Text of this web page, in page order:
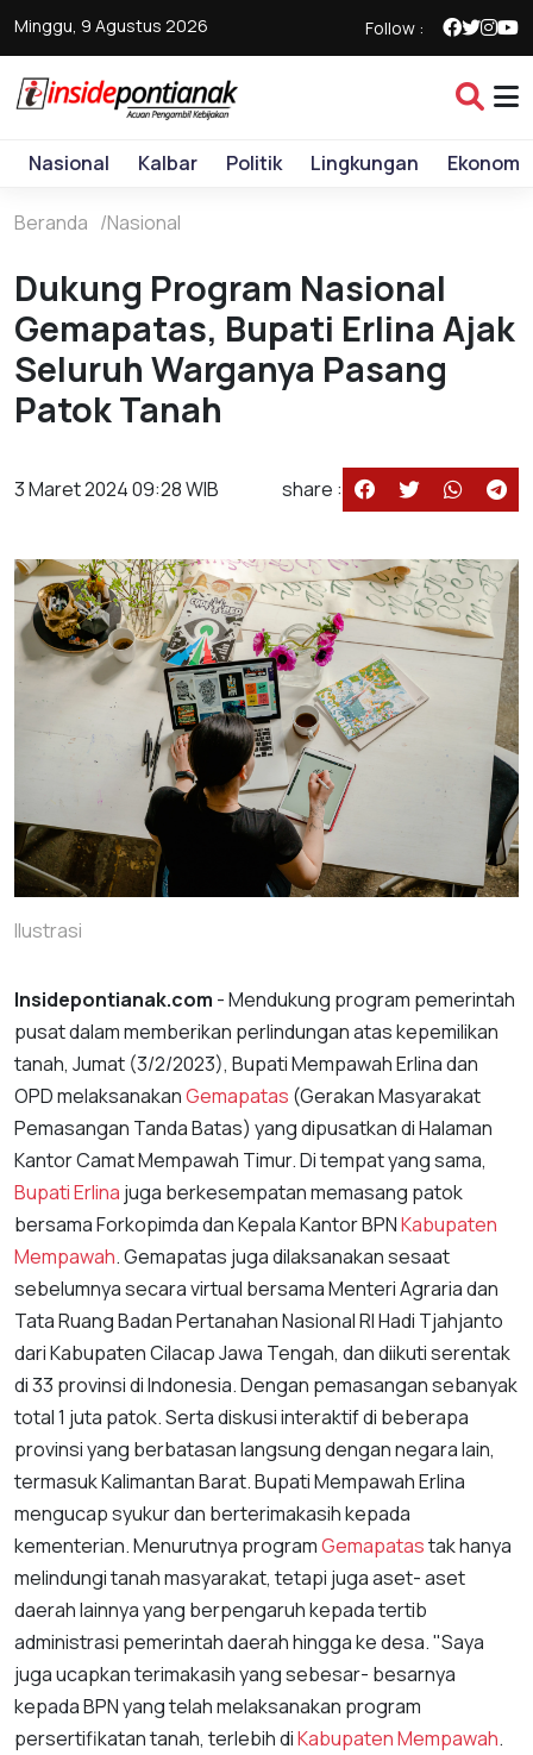
Minggu, 9 Agustus 2026 Follow :
Nasional Kalbar Politik Lingkungan Ekonomi
Beranda Nasional
Dukung Program Nasional
Gemapatas, Bupati Erlina Ajak
Seluruh Warganya Pasang
Patok Tanah
3 Maret 2024 09:28 WIB share :
Ilustrasi
Insidepontianak.com - Mendukung program pemerintah
pusat dalam memberikan perlindungan atas kepemilikan
tanah, Jumat (3/2/2023), Bupati Mempawah Erlina dan
OPD melaksanakanGemapatas (Gerakan Masyarakat
Pemasangan Tanda Batas) yang dipusatkan di Halaman
Kantor Camat Mempawah Timur. Di tempat yang sama,
Bupati Erlina juga berkesempatan memasang patok
bersama Forkopimda dan Kepala Kantor BPNKabupaten
Mempawah. Gemapatas juga dilaksanakan sesaat
sebelumnya secara virtual bersama Menteri Agraria dan
Tata Ruang Badan Pertanahan Nasional RI Hadi Tjahjanto
dari Kabupaten Cilacap Jawa Tengah, dan diikuti serentak
di 33 provinsi di Indonesia. Dengan pemasangan sebanyak
total 1 juta patok. Serta diskusi interaktif di beberapa
provinsi yang berbatasan langsung dengan negara lain,
termasuk Kalimantan Barat. Bupati Mempawah Erlina
mengucap syukur dan berterimakasih kepada
kementerian. Menurutnya programGemapatastak hanya
melindungi tanah masyarakat, tetapi juga aset- aset
daerah lainnya yang berpengaruh kepada tertib
administrasi pemerintah daerah hingga ke desa. "Saya
juga ucapkan terimakasih yang sebesar- besarnya
kepada BPN yang telah melaksanakan program
persertifikatan tanah, terlebih diKabupaten Mempawah.